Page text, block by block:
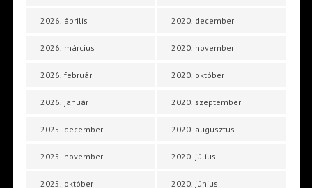
2026. április
2026. március
2026. február
2026. január
2025. december
2025. november
2025. október
2020. december
2020. november
2020. október
2020. szeptember
2020. augusztus
2020. július
2020. június